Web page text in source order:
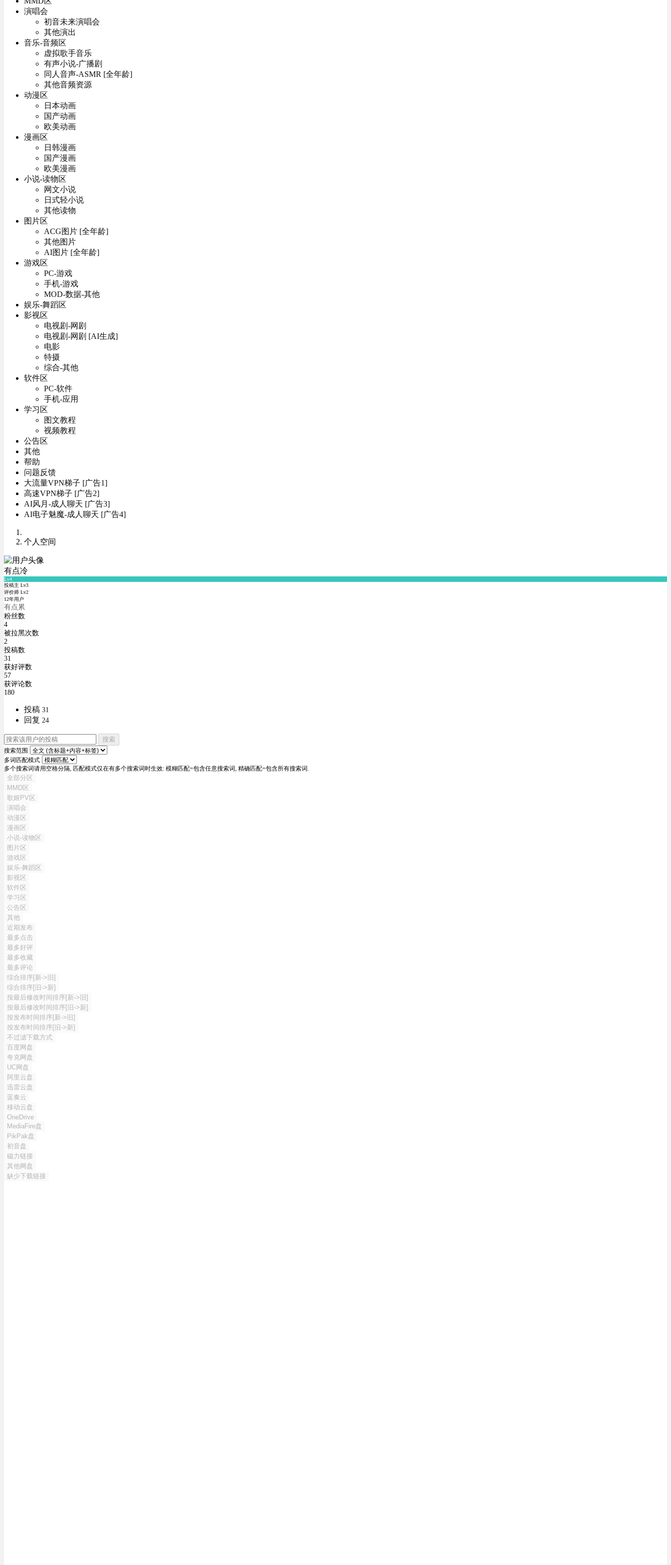
演唱会
初音未来演唱会
其他演出
音乐-音频区
虚拟歌手音乐
有声小说-广播剧
同人音声-ASMR [全年龄]
其他音频资源
动漫区
日本动画
国产动画
欧美动画
漫画区
日韩漫画
国产漫画
欧美漫画
小说-读物区
网文小说
日式轻小说
其他读物
图片区
ACG图片 [全年龄]
其他图片
AI图片 [全年龄]
游戏区
PC-游戏
手机-游戏
MOD-数据-其他
娱乐-舞蹈区
影视区
电视剧-网剧
电视剧-网剧 [AI生成]
电影
特摄
综合-其他
软件区
PC-软件
手机-应用
学习区
图文教程
视频教程
公告区
其他
帮助
问题反馈
大流量VPN梯子 [广告1]
高速VPN梯子 [广告2]
AI风月-成人聊天 [广告3]
AI电子魅魔-成人聊天 [广告4]
个人空间
有点冷
Lv4
投稿主 Lv3
评价师 Lv2
12年用户
有点累
粉丝数
4
被拉黑次数
2
投稿数
31
获好评数
57
获评论数
180
投稿 31
回复 24
搜索
搜索范围
多词匹配模式
多个搜索词请用空格分隔, 匹配模式仅在有多个搜索词时生效: 模糊匹配=包含任意搜索词, 精确匹配=包含所有搜索词.
全部分区
MMD区
歌姬PV区
演唱会
动漫区
漫画区
小说-读物区
图片区
游戏区
娱乐-舞蹈区
影视区
软件区
学习区
公告区
其他
近期发布
最多点击
最多好评
最多收藏
最多评论
综合排序[新->旧]
综合排序[旧->新]
按最后修改时间排序[新->旧]
按最后修改时间排序[旧->新]
按发布时间排序[新->旧]
按发布时间排序[旧->新]
不过滤下载方式
百度网盘
夸克网盘
UC网盘
阿里云盘
迅雷云盘
蓝奏云
移动云盘
OneDrive
MediaFire盘
PikPak盘
初音盘
磁力链接
其他网盘
缺少下载链接